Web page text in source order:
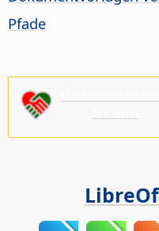
Pfade